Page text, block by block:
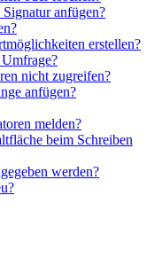
anfügen?
erstellen?
nicht zugreifen?
anfügen?
melden?
beim Schreiben
werden?